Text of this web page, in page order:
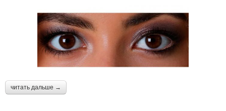
читать дальше →